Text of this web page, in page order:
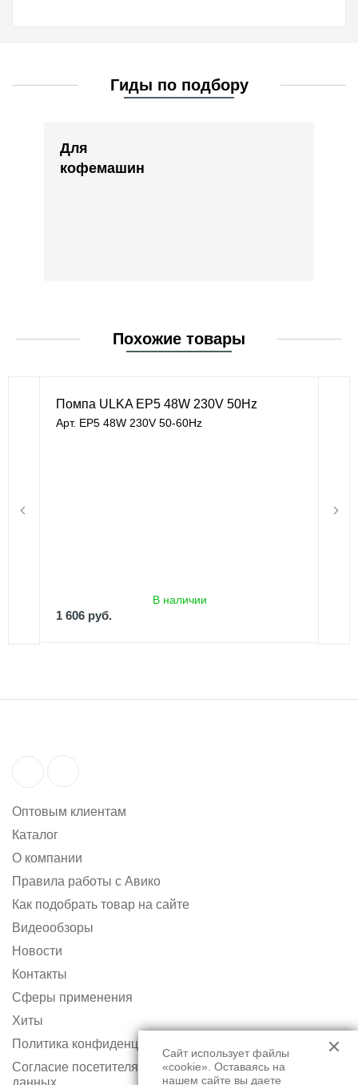
Гиды по подбору
Для
кофемашин
Похожие товары
Помпа ULKA EP5 48W 230V 50Hz
Арт. EP5 48W 230V 50-60Hz
В наличии
1 606 руб.
Оптовым клиентам
Каталог
О компании
Правила работы с Авико
Как подобрать товар на сайте
Видеообзоры
Новости
Контакты
Сферы применения
Хиты
Политика конфиденциальности
Согласие посетителя сайта на обработку персональных
данных
Сайт использует файлы
«cookie». Оставаясь на
нашем сайте вы даете